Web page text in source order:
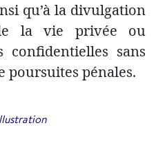
qu’à la divulgation
la vie privée ou
confidentielles sans
poursuites pénales.